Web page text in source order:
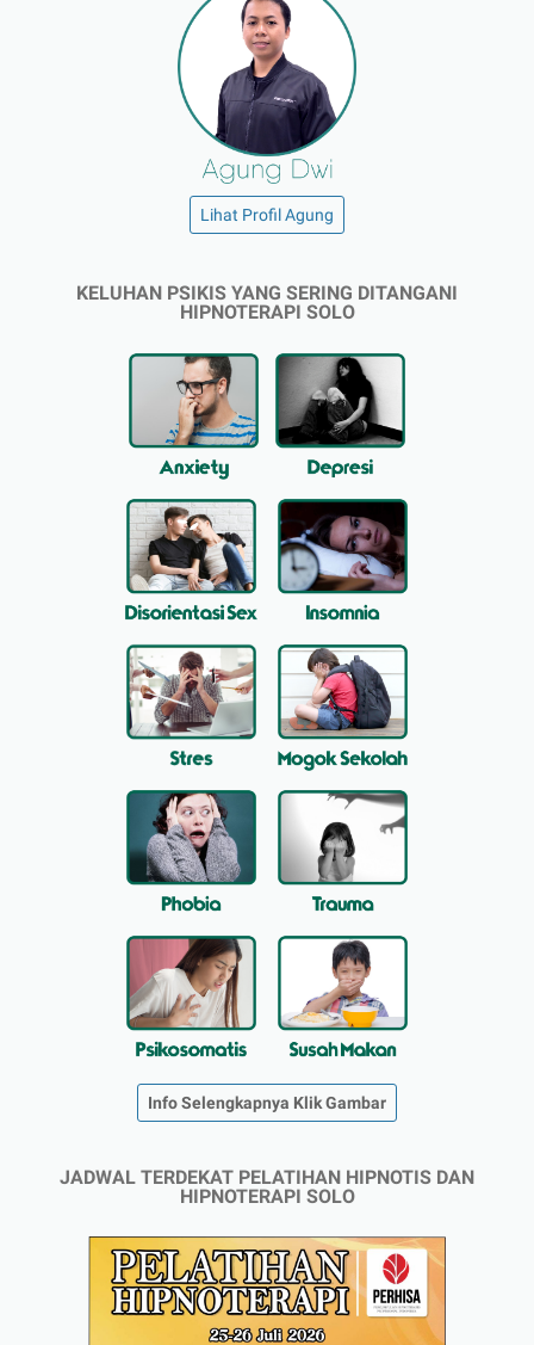
Lihat Profil Agung
KELUHAN PSIKIS YANG SERING DITANGANI
HIPNOTERAPI SOLO
Info Selengkapnya Klik Gambar
JADWAL TERDEKAT PELATIHAN HIPNOTIS DAN
HIPNOTERAPI SOLO